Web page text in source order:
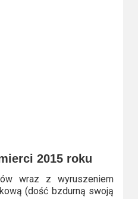
2015 roku
wraz z wyruszeniem
(dość bzdurną swoją